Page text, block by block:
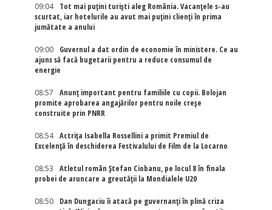
09:04
Tot mai puțini turiști aleg România. Vacanțele s-au
scurtat, iar hotelurile au avut mai puțini clienți în prima
jumătate a anului
09:00
Guvernul a dat ordin de economie în ministere. Ce au
ajuns să facă bugetarii pentru a reduce consumul de
energie
08:57
Anunț important pentru familiile cu copii. Bolojan
promite aprobarea angajărilor pentru noile creșe
construite prin PNRR
08:54
Actriţa Isabella Rossellini a primit Premiul de
Excelenţă în deschiderea Festivalului de Film de la Locarno
08:53
Atletul român Ștefan Ciobanu, pe locul 8 în finala
probei de aruncare a greutății la Mondialele U20
08:50
Dan Dungaciu îi atacă pe guvernanți în plină criza